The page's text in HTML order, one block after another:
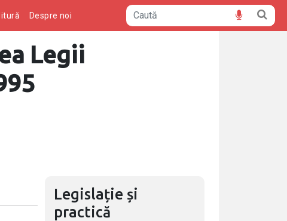
Despre noi
Legii
Legislație și
practică